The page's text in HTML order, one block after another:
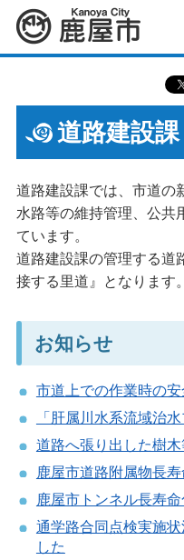
鹿屋市
道路建設課
道路建設課では、市道の
水路等の維持管理、公共
ています。
道路建設課の管理する道
接する里道』となります。
お知らせ
市道上での作業時の
「肝属川水系流域治
道路へ張り出した樹
鹿屋市道路附属物長
鹿屋市トンネル長寿
通学路合同点検実施
した